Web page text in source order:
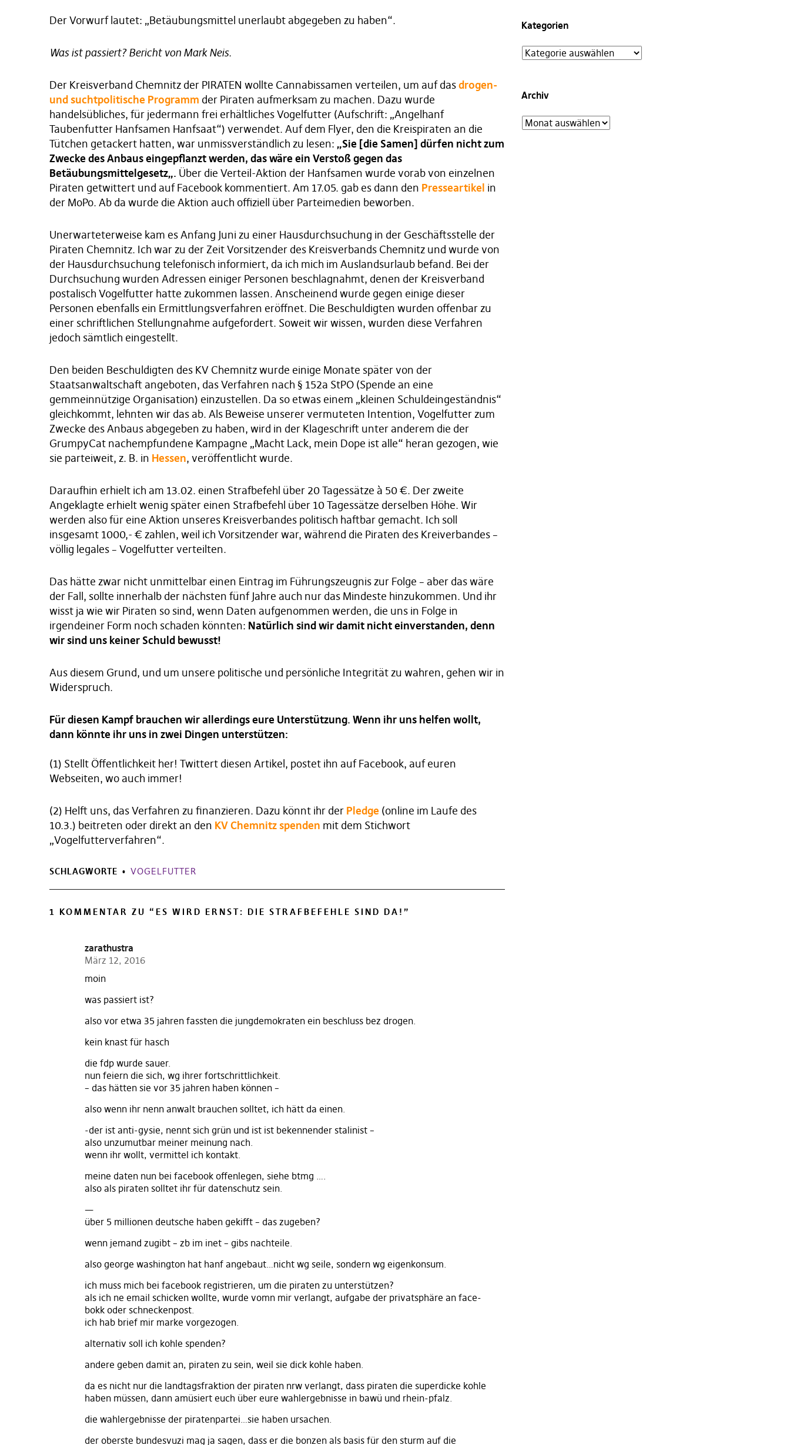
Der Vorwurf lautet: „Betäubungsmittel unerlaubt abgegeben zu haben“.
Was ist passiert? Bericht von Mark Neis.
Der Kreisverband Chemnitz der PIRATEN wollte Cannabissamen verteilen, um auf dasdrogen-
und suchtpolitische Programm der Piraten aufmerksam zu machen. Dazu wurde
handelsübliches, für jedermann frei erhältliches Vogelfutter (Aufschrift: „Angelhanf
Taubenfutter Hanfsamen Hanfsaat“) verwendet. Auf dem Flyer, den die Kreispiraten an die
Tütchen getackert hatten, war unmissverständlich zu lesen: „Sie [die Samen] dürfen nicht zum
Zwecke des Anbaus eingepflanzt werden, das wäre ein Verstoß gegen das
Betäubungsmittelgesetz„. Über die Verteil-Aktion der Hanfsamen wurde vorab von einzelnen
Piraten getwittert und auf Facebook kommentiert. Am 17.05. gab es dann den Presseartikel in
der MoPo. Ab da wurde die Aktion auch offiziell über Parteimedien beworben.
Unerwarteterweise kam es Anfang Juni zu einer Hausdurchsuchung in der Geschäftsstelle der
Piraten Chemnitz. Ich war zu der Zeit Vorsitzender des Kreisverbands Chemnitz und wurde von
der Hausdurchsuchung telefonisch informiert, da ich mich im Auslandsurlaub befand. Bei der
Durchsuchung wurden Adressen einiger Personen beschlagnahmt, denen der Kreisverband
postalisch Vogelfutter hatte zukommen lassen. Anscheinend wurde gegen einige dieser
Personen ebenfalls ein Ermittlungsverfahren eröffnet. Die Beschuldigten wurden offenbar zu
einer schriftlichen Stellungnahme aufgefordert. Soweit wir wissen, wurden diese Verfahren
jedoch sämtlich eingestellt.
Den beiden Beschuldigten des KV Chemnitz wurde einige Monate später von der
Staatsanwaltschaft angeboten, das Verfahren nach § 152a StPO (Spende an eine
gemmeinnützige Organisation) einzustellen. Da so etwas einem „kleinen Schuldeingeständnis“
gleichkommt, lehnten wir das ab. Als Beweise unserer vermuteten Intention, Vogelfutter zum
Zwecke des Anbaus abgegeben zu haben, wird in der Klageschrift unter anderem die der
GrumpyCat nachempfundene Kampagne „Macht Lack, mein Dope ist alle“ heran gezogen, wie
sie parteiweit, z. B. in Hessen, veröffentlicht wurde.
Daraufhin erhielt ich am 13.02. einen Strafbefehl über 20 Tagessätze à 50 €. Der zweite
Angeklagte erhielt wenig später einen Strafbefehl über 10 Tagessätze derselben Höhe. Wir
werden also für eine Aktion unseres Kreisverbandes politisch haftbar gemacht. Ich soll
insgesamt 1000,- € zahlen, weil ich Vorsitzender war, während die Piraten des Kreiverbandes –
völlig legales – Vogelfutter verteilten.
Das hätte zwar nicht unmittelbar einen Eintrag im Führungszeugnis zur Folge – aber das wäre
der Fall, sollte innerhalb der nächsten fünf Jahre auch nur das Mindeste hinzukommen. Und ihr
wisst ja wie wir Piraten so sind, wenn Daten aufgenommen werden, die uns in Folge in
irgendeiner Form noch schaden könnten: Natürlich sind wir damit nicht einverstanden, denn
wir sind uns keiner Schuld bewusst!
Aus diesem Grund, und um unsere politische und persönliche Integrität zu wahren, gehen wir in
Widerspruch.
Für diesen Kampf brauchen wir allerdings eure Unterstützung. Wenn ihr uns helfen wollt,
dann könnte ihr uns in zwei Dingen unterstützen:
(1) Stellt Öffentlichkeit her! Twittert diesen Artikel, postet ihn auf Facebook, auf euren
Webseiten, wo auch immer!
(2) Helft uns, das Verfahren zu finanzieren. Dazu könnt ihr der Pledge (online im Laufe des
10.3.) beitreten oder direkt an den KV Chemnitz spenden mit dem Stichwort
„Vogelfutterverfahren“.
SCHLAGWORTE VOGELFUTTER
1 KOMMENTAR ZU “ ES WIRD ERNST: DIE STRAFBEFEHLE SIND DA! ”
zarathustra
März 12, 2016
moin
was passiert ist?
also vor etwa 35 jahren fassten die jungdemokraten ein beschluss bez drogen.
kein knast für hasch
die fdp wurde sauer.
nun feiern die sich, wg ihrer fortschrittlichkeit.
– das hätten sie vor 35 jahren haben können –
also wenn ihr nenn anwalt brauchen solltet, ich hätt da einen.
-der ist anti-gysie, nennt sich grün und ist ist bekennender stalinist –
also unzumutbar meiner meinung nach.
wenn ihr wollt, vermittel ich kontakt.
meine daten nun bei facebook offenlegen, siehe btmg ….
also als piraten solltet ihr für datenschutz sein.
—
über 5 millionen deutsche haben gekifft – das zugeben?
wenn jemand zugibt – zb im inet – gibs nachteile.
also george washington hat hanf angebaut…nicht wg seile, sondern wg eigenkonsum.
ich muss mich bei facebook registrieren, um die piraten zu unterstützen?
als ich ne email schicken wollte, wurde vomn mir verlangt, aufgabe der privatsphäre an face-
bokk oder schneckenpost.
ich hab brief mir marke vorgezogen.
alternativ soll ich kohle spenden?
andere geben damit an, piraten zu sein, weil sie dick kohle haben.
da es nicht nur die landtagsfraktion der piraten nrw verlangt, dass piraten die superdicke kohle
haben müssen, dann amüsiert euch über eure wahlergebnisse in bawü und rhein-pfalz.
die wahlergebnisse der piratenpartei…sie haben ursachen.
der oberste bundesvuzi mag ja sagen, dass er die bonzen als basis für den sturm auf die
Kategorien
Archiv